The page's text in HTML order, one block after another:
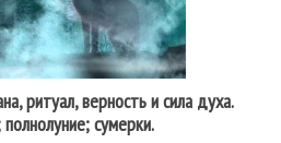
ритуал, верность и сила духа.
сумерки.